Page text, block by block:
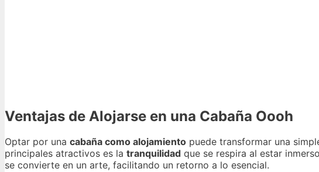
Ventajas de Alojarse en una Cabaña Oooh
Optar por una cabaña como alojamiento puede transformar una
principales atractivos es la tranquilidad que se respira al estar
se convierte en un arte, facilitando un retorno a lo esencial.